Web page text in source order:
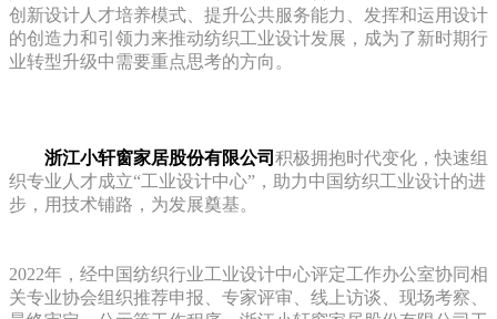
创新设计人才培养模式、提升公共服务能力、发挥和运用设计
的创造力和引领力来推动纺织工业设计发展，成为了新时期行
业转型升级中需要重点思考的方向。
浙江小轩窗家居股份有限公司 积极拥抱时代变化，快速组
织专业人才成立“工业设计中心”，助力中国纺织工业设计的进
步，用技术铺路，为发展奠基。
2022年，经中国纺织行业工业设计中心评定工作办公室协同相
关专业协会组织推荐申报、专家评审、线上访谈、现场考察、